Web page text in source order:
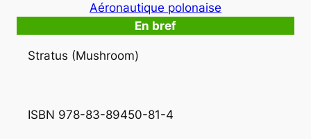
Aéronautique polonaise
En bref
Stratus (Mushroom)
ISBN 978-83-89450-81-4